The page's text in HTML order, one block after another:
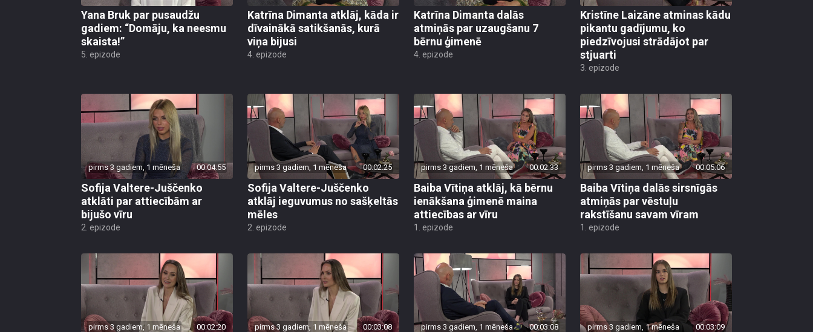
Yana Bruk par pusaudžu
gadiem: “Domāju, ka neesmu
skaista!”
5. epizode
Katrīna Dimanta atklāj, kāda ir
dīvainākā satikšanās, kurā
viņa bijusi
4. epizode
Katrīna Dimanta dalās
atmiņās par uzaugšanu 7
bērnu ģimenē
4. epizode
Kristīne Laizāne atminas kādu
pikantu gadījumu, ko
piedzīvojusi strādājot par
stjuarti
3. epizode
pirms 3 gadiem, 1 mēneša 00:04:55
Sofija Valtere-Juščenko
atklāti par attiecībām ar
bijušo vīru
2. epizode
pirms 3 gadiem, 1 mēneša 00:02:25
Sofija Valtere-Juščenko
atklāj ieguvumus no sašķeltās
mēles
2. epizode
pirms 3 gadiem, 1 mēneša 00:02:33
Baiba Vītiņa atklāj, kā bērnu
ienākšana ģimenē maina
attiecības ar vīru
1. epizode
pirms 3 gadiem, 1 mēneša 00:05:06
Baiba Vītiņa dalās sirsnīgās
atmiņās par vēstuļu
rakstīšanu savam vīram
1. epizode
pirms 3 gadiem, 1 mēneša 00:02:20 pirms 3 gadiem, 1 mēneša 00:03:08 pirms 3 gadiem, 1 mēneša 00:03:08 pirms 3 gadiem, 1 mēneša 00:03:09